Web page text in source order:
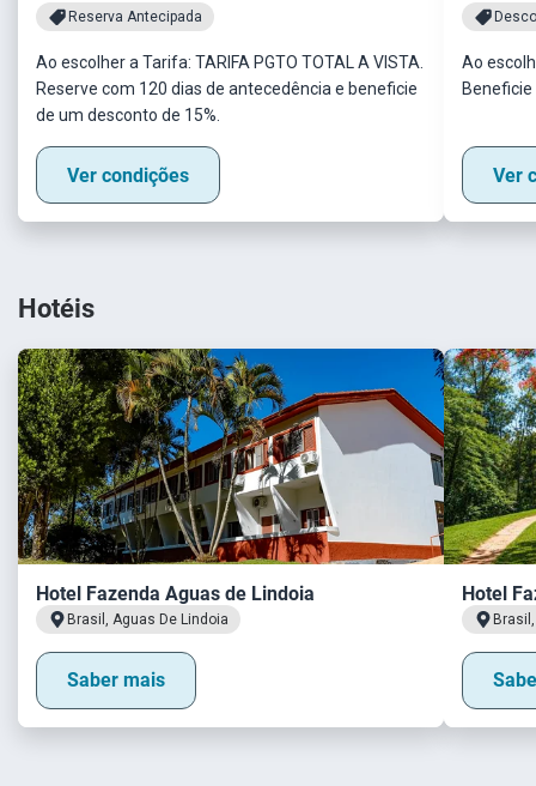
Reserva Antecipada
Ao escolher a Tarifa: TARIFA PGTO TOTAL A VISTA.
Reserve com 120 dias de antecedência e beneficie
de um desconto de 15%.
Ver condições
Ao
Ver
Hotéis
Hotel Fazenda Aguas de Lindoia
Brasil, Aguas De Lindoia
Saber mais
Hotel